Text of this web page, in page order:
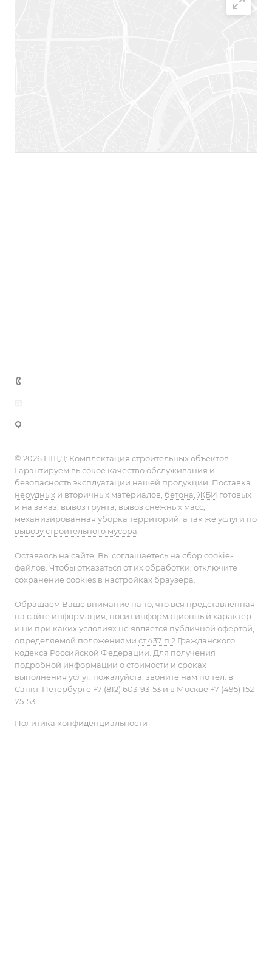
© 2026 ПЩД: Комплектация строительных объектов.
Гарантируем высокое качество обслуживания и
безопасность эксплуатации нашей продукции. Поставка
нерудных и вторичных материалов, бетона, ЖБИ готовых
и на заказ, вывоз грунта, вывоз снежных масс,
механизированная уборка территорий, а так же услуги по
вывозу строительного мусора.
Оставаясь на сайте, Вы соглашаетесь на сбор cookie-
файлов. Чтобы отказаться от их обработки, отключите
сохранение cookies в настройках браузера.
Обращаем Ваше внимание на то, что вся представленная
на сайте информация, носит информационный характер
и ни при каких условиях не является публичной офертой,
определяемой положениями ст.437 п.2 Гражданского
кодекса Российской Федерации. Для получения
подробной информации о стоимости и сроках
выполнения услуг, пожалуйста, звоните нам по тел. в
Санкт-Петербурге +7 (812) 603-93-53 и в Москве +7 (495) 152-
75-53
Политика конфиденциальности